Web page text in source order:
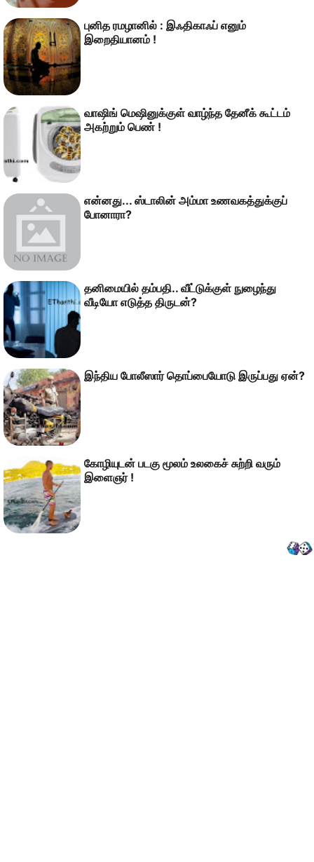
புனித ரமழானில் : இஃதிகாஃப் எனும்
இறைதியானம் !
வாஷிங் மெஷினுக்குள் வாழ்ந்த தேனீக் கூட்டம்
அகற்றும் பெண் !
என்னது... ஸ்டாலின் அம்மா உணவகத்துக்குப்
போனாரா?
தனிமையில் தம்பதி.. வீட்டுக்குள் நுழைந்து
வீடியோ எடுத்த திருடன்?
இந்திய போலீஸார் தொப்பையோடு இருப்பது ஏன்?
கோழியுடன் படகு மூலம் உலகைச் சுற்றி வரும்
இளைஞர் !